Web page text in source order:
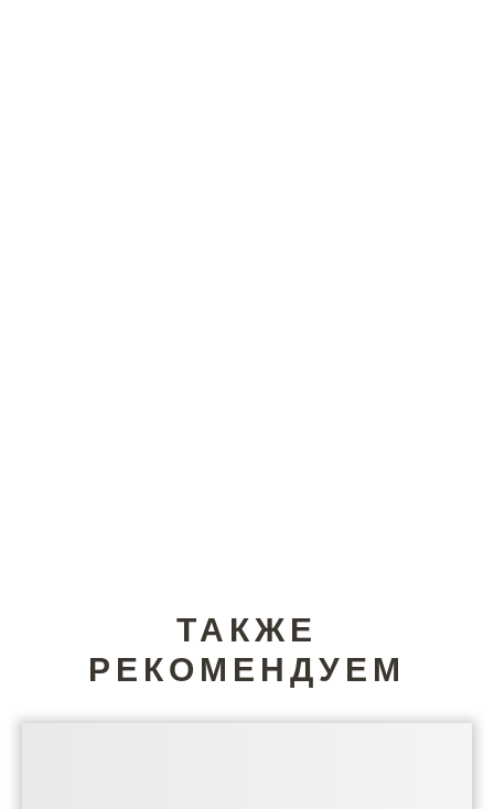
ТАКЖЕ
РЕКОМЕНДУЕМ